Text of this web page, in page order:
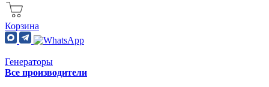
Корзина
Генераторы
Все производители